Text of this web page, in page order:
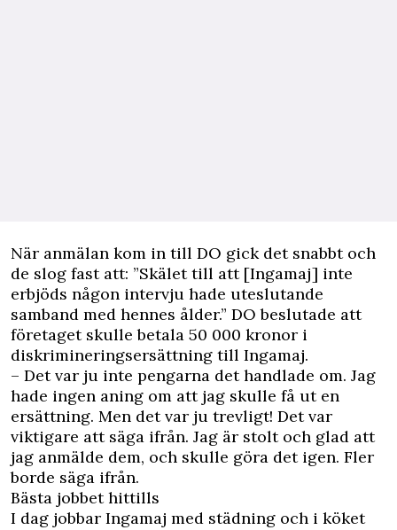
När anmälan kom in till DO gick det snabbt och
de slog fast att: ”Skälet till att [Ingamaj] inte
erbjöds någon intervju hade uteslutande
samband med hennes ålder.” DO beslutade att
företaget skulle betala 50 000 kronor i
diskrimineringsersättning till Ingamaj.
– Det var ju inte pengarna det handlade om. Jag
hade ingen aning om att jag skulle få ut en
ersättning. Men det var ju trevligt! Det var
viktigare att säga ifrån. Jag är stolt och glad att
jag anmälde dem, och skulle göra det igen. Fler
borde säga ifrån.
Bästa jobbet hittills
I dag jobbar Ingamaj med städning och i köket